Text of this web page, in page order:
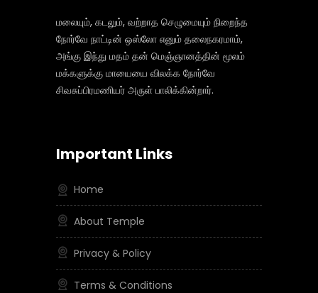
மலையும், கடலும், வற்றாத செழுமையும் நிறைந்த
நோர்வே நாட்டின் ஒஸ்லோ எனும் தலைநகரமாம்,
அங்கு இந்து மதம் தன் மெஞ்ஞானத்தின் மூலம்
மக்களுக்கு மாயையை விலக்க நோர்வே
சிவசுப்பிரமணியர் அருள் பாலிக்கின்றார்.
Important Links
Home
About Temple
Privacy & Policy
Terms & Conditions